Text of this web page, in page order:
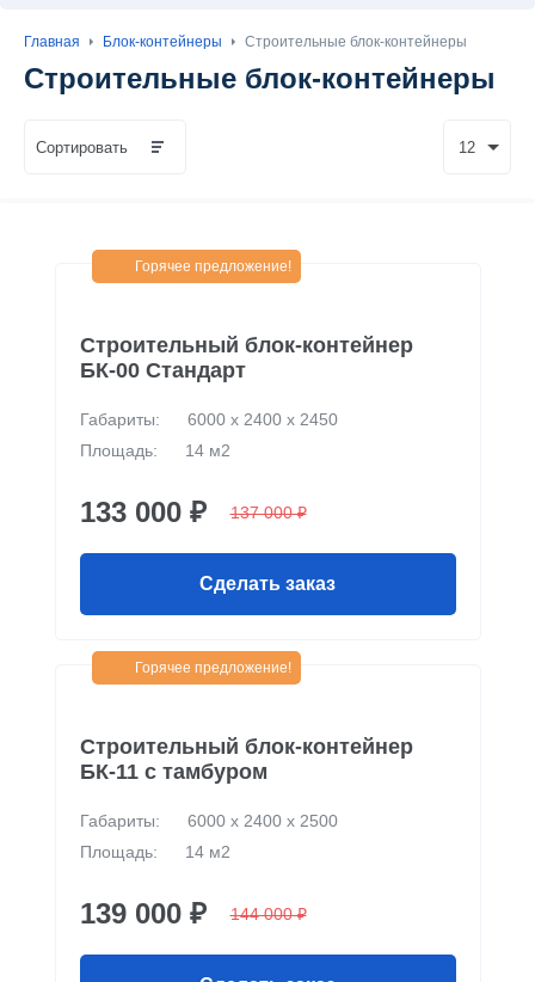
Главная Блок-контейнеры Строительные блок-контейнеры
Строительные блок-контейнеры
Сортировать 12
Горячее предложение!
Строительный блок-контейнер
БК-00 Стандарт
Габариты:
6000 х 2400 х 2450
Площадь:
14 м2
133 000 ₽ 137 000 ₽
Сделать заказ
Горячее предложение!
Строительный блок-контейнер
БК-11 c тамбуром
Габариты:
6000 х 2400 х 2500
Площадь:
14 м2
139 000 ₽ 144 000 ₽